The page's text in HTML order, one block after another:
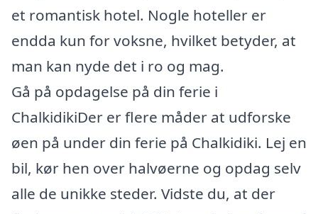
et romantisk hotel. Nogle hoteller er
endda kun for voksne, hvilket betyder, at
man kan nyde det i ro og mag.
Gå på opdagelse på din ferie i
ChalkidikiDer er flere måder at udforske
øen på under din ferie på Chalkidiki. Lej en
bil, kør hen over halvøerne og opdag selv
alle de unikke steder. Vidste du, at der